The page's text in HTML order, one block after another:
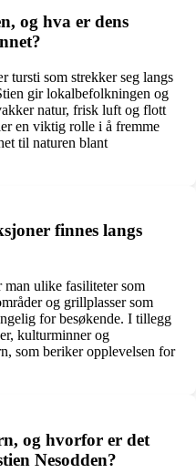
og hva er dens
tursti som strekker seg langs
gir lokalbefolkningen og
natur, frisk luft og flott
en viktig rolle i å fremme
til naturen blant
finnes langs
ulike fasiliteter som
og grillplasser som
for besøkende. I tillegg
kulturminner og
som beriker opplevelsen for
og hvorfor er det
Nesodden?